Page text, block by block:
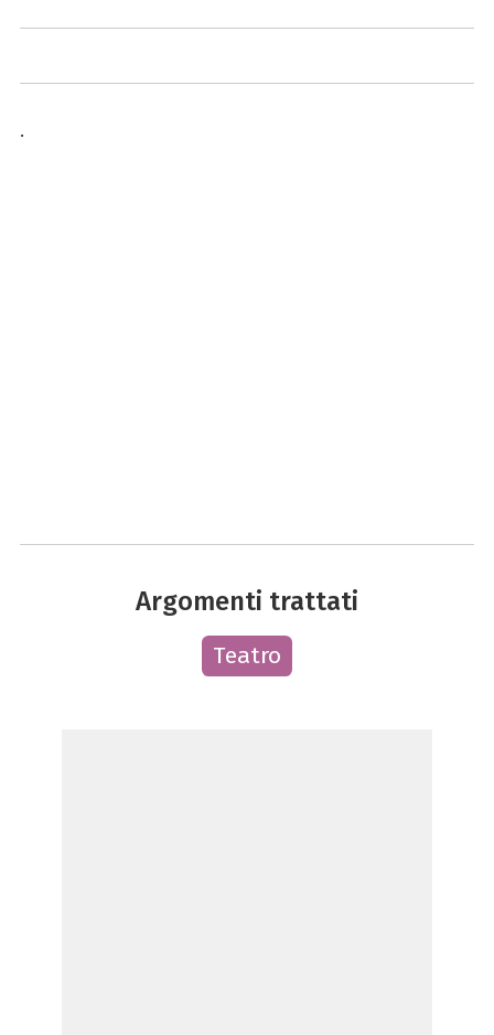
.
Argomenti trattati
Teatro